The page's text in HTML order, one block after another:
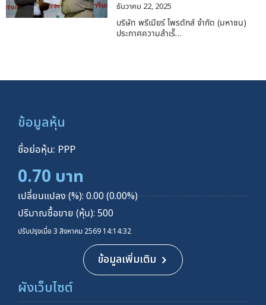
ธันวาคม 22, 2025
บริษัท พรีเมียร์ โพรดักส์ จำกัด (มหาชน)
ประกาศความสำเร็…
ข้อมูลหุ้น
ชื่อย่อหุ้น: PPP
0.70 บาท
เปลี่ยนแปลง (%): 0.00 (0.00%)
ปริมาณซื้อขาย (หุ้น): 500
ปรับปรุงเมื่อ 3 สิงหาคม 2569 14:14:32
ข้อมูลเพิ่มเติม
ผังเว็บไซต์